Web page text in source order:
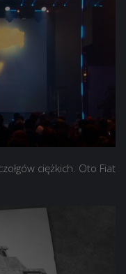
ciężkich. Oto Fiat